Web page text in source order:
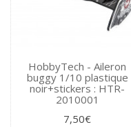
HobbyTech - Aileron
buggy 1/10 plastique
noir+stickers : HTR-
2010001
7,50€